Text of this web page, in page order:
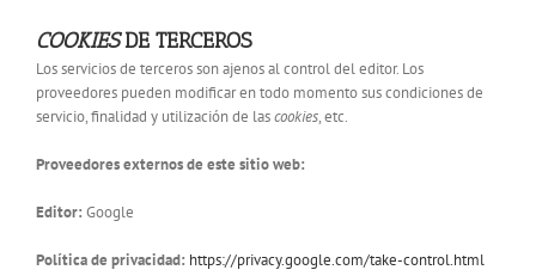
COOKIESDE TERCEROS
Los servicios de terceros son ajenos al control del editor. Los
proveedores pueden modificar en todo momento sus condiciones de
servicio, finalidad y utilización de lascookies, etc.
Proveedores externos de este sitio web:
Editor: Google
Política de privacidad: https://privacy.google.com/take-control.html